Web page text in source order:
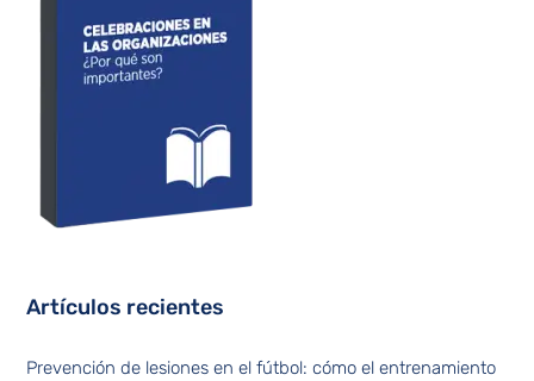
Artículos recientes
Prevención de lesiones en el fútbol: cómo el entrenamiento